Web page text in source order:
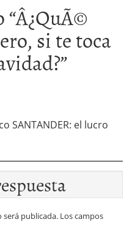
“Â¿QuÃ©
si te toca
”
SANTANDER: el lucro
será publicada. Los campos